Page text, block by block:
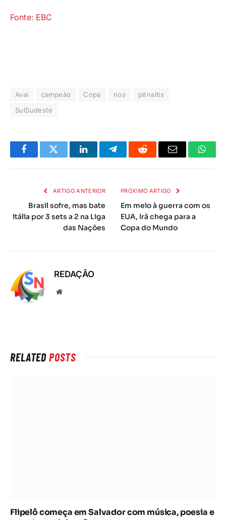
Fonte: EBC
Avaí campeão Copa nos
pênaltis
SulSudeste
FacebookTwitter LinkedInTelegramaReddit
E-
ARTIGO ANTERIOR
Brasil sofre, mas bate
Itália por 3 sets a 2 na Liga
das Nações
PRÓXIMO ARTIGO
Em meio à guerra com os
EUA, Irã chega para a
Copa do Mundo
REDAÇÃO
Local
RELATEDPOSTS
Flipelô começa em Salvador com música, poesia e